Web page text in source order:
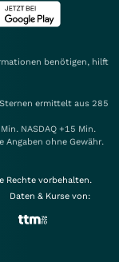
benötigen, hilft
ermittelt aus 285
NASDAQ +15 Min.
Angaben ohne Gewähr.
Rechte vorbehalten.
Daten & Kurse von: